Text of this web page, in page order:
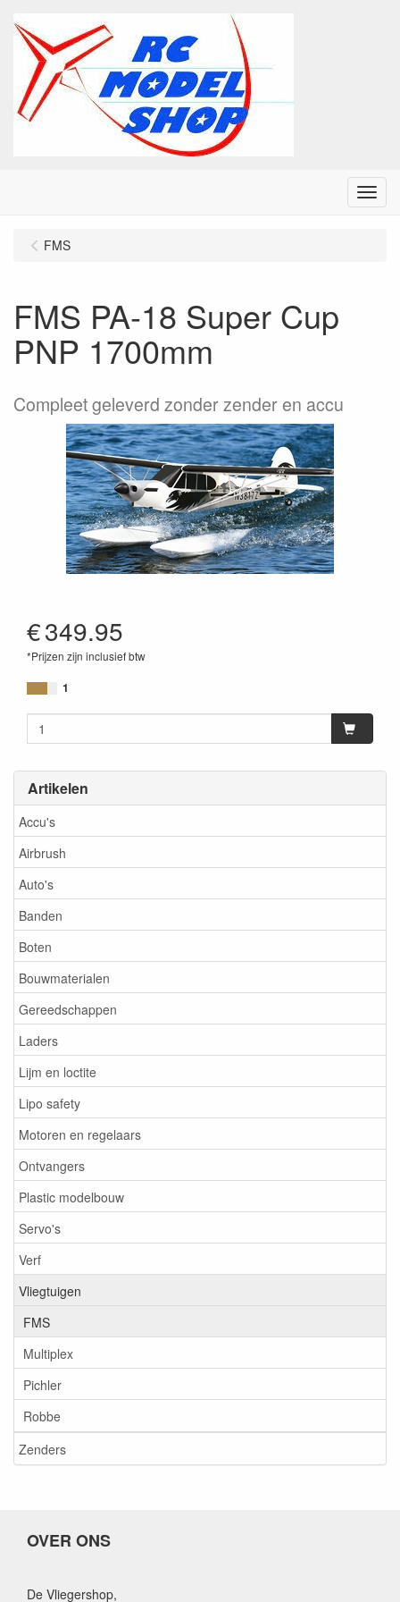
Menu
Artikelen
Accu's
Airbrush
Auto's
Banden
Boten
Bouwmaterialen
Gereedschappen
Laders
Lijm en loctite
Lipo safety
Motoren en regelaars
Ontvangers
Plastic modelbouw
Servo's
Verf
Vliegtuigen
FMS
Multiplex
Pichler
Robbe
Zenders
FMS
FMS PA-18 Super Cup
PNP 1700mm
Compleet geleverd zonder zender en accu
€349.95
*Prijzen zijn inclusief btw
1
OVER ONS
De Vliegershop,